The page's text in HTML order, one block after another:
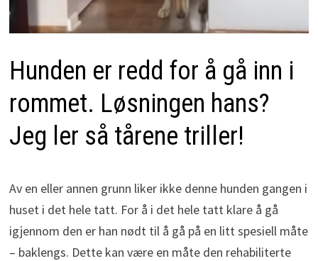
Hunden er redd for å gå inn i
rommet. Løsningen hans?
Jeg ler så tårene triller!
Av en eller annen grunn liker ikke denne hunden gangen i
huset i det hele tatt. For å i det hele tatt klare å gå
igjennom den er han nødt til å gå på en litt spesiell måte
– baklengs. Dette kan være en måte den rehabiliterte